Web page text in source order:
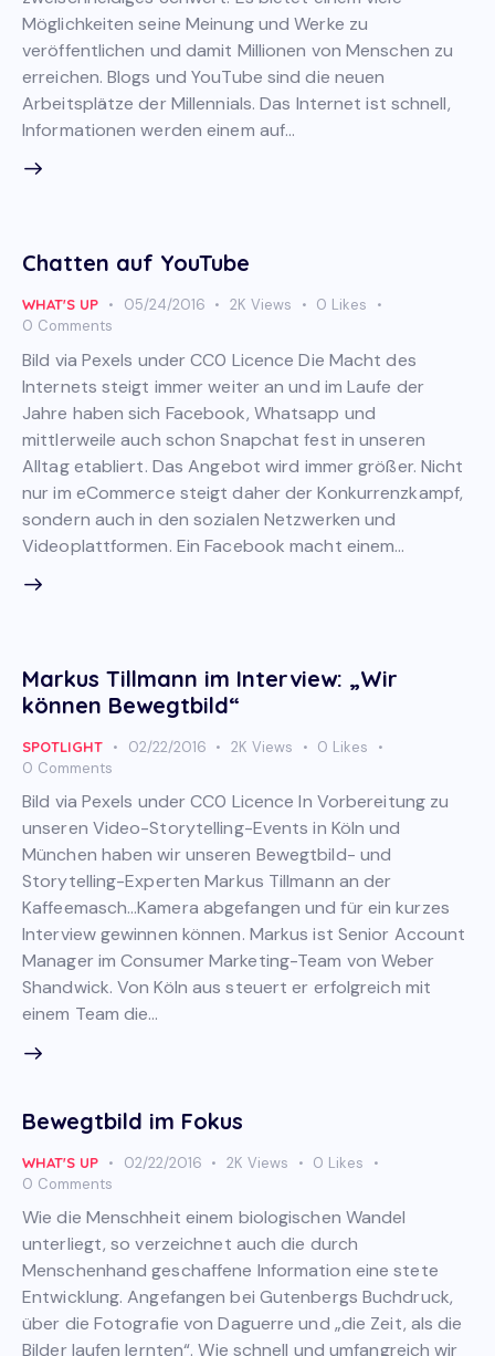
Möglichkeiten seine Meinung und Werke zu
veröffentlichen und damit Millionen von Menschen zu
erreichen. Blogs und YouTube sind die neuen
Arbeitsplätze der Millennials. Das Internet ist schnell,
Informationen werden einem auf…
Chatten auf YouTube
WHAT'S UP 05/24/2016 2K Views 0 Likes
0 Comments
Bild via Pexels under CC0 Licence Die Macht des
Internets steigt immer weiter an und im Laufe der
Jahre haben sich Facebook, Whatsapp und
mittlerweile auch schon Snapchat fest in unseren
Alltag etabliert. Das Angebot wird immer größer. Nicht
nur im eCommerce steigt daher der Konkurrenzkampf,
sondern auch in den sozialen Netzwerken und
Videoplattformen. Ein Facebook macht einem…
Markus Tillmann im Interview: „Wir
können Bewegtbild“
SPOTLIGHT 02/22/2016 2K Views 0 Likes
0 Comments
Bild via Pexels under CC0 Licence In Vorbereitung zu
unseren Video-Storytelling-Events in Köln und
München haben wir unseren Bewegtbild- und
Storytelling-Experten Markus Tillmann an der
Kaffeemasch…Kamera abgefangen und für ein kurzes
Interview gewinnen können. Markus ist Senior Account
Manager im Consumer Marketing-Team von Weber
Shandwick. Von Köln aus steuert er erfolgreich mit
einem Team die…
Bewegtbild im Fokus
WHAT'S UP 02/22/2016 2K Views 0 Likes
0 Comments
Wie die Menschheit einem biologischen Wandel
unterliegt, so verzeichnet auch die durch
Menschenhand geschaffene Information eine stete
Entwicklung. Angefangen bei Gutenbergs Buchdruck,
über die Fotografie von Daguerre und „die Zeit, als die
Bilder laufen lernten“. Wie schnell und umfangreich wir